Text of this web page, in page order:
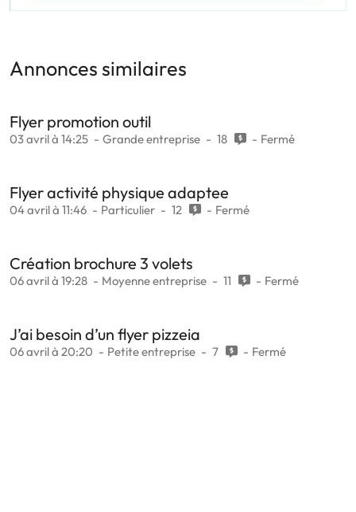
Annonces similaires
Flyer promotion outil
03 avril à 14:25 Grande entreprise 18 Fermé
Flyer activité physique adaptee
04 avril à 11:46 Particulier 12 Fermé
Création brochure 3 volets
06 avril à 19:28 Moyenne entreprise 11 Fermé
J’ai besoin d’un flyer pizzeia
06 avril à 20:20 Petite entreprise 7 Fermé